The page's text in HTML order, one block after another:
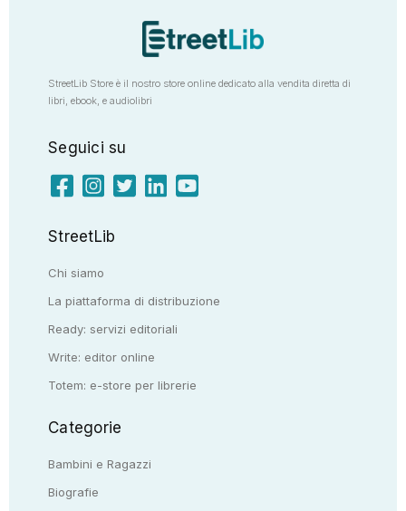
StreetLib Store è il nostro store online dedicato alla vendita diretta di
libri, ebook, e audiolibri
Seguici su
StreetLib
Chi siamo
La piattaforma di distribuzione
Ready: servizi editoriali
Write: editor online
Totem: e-store per librerie
Categorie
Bambini e Ragazzi
Biografie